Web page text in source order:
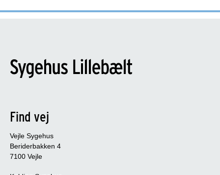
Find vej
Vejle Sygehus
Beriderbakken 4
7100 Vejle